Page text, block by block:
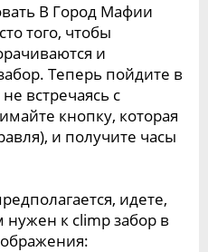
В Город Мафии
того, чтобы
и
Теперь пойдите в
встречаясь с
кнопку, которая
и получите часы
идете,
нужен к climp забор в